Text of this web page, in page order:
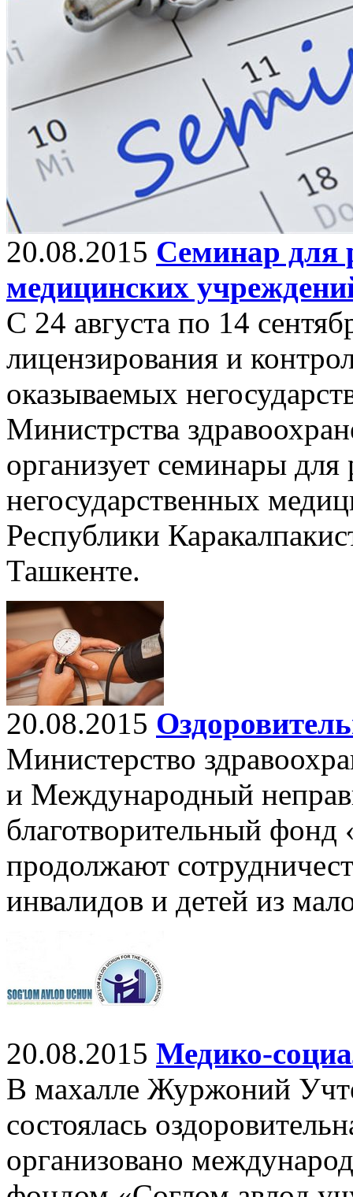
20.08.2015 Семинар для
медицинских
С 24 августа по 14
лицензирования и
оказываемых
Министрства
организует семинары для
негосударственных
Республики
Ташкенте.
20.08.2015
Министерство
и Международный
благотворительный фонд
продолжают
инвалидов и детей из
20.08.2015 Медико-
В махалле Журжоний
состоялась
организовано